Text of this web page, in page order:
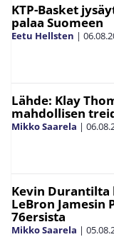
KTP-Basket
palaa Suomeen
Eetu Hellsten |
Lähde: Klay
mahdollisen
Mikko Saarela |
Kevin
LeBron Jamesin
76ersista
Mikko Saarela |